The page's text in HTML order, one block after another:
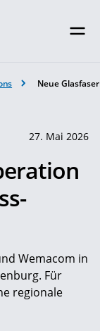
Neue
27. Mai 2026
Wemacom in
Für
regionale